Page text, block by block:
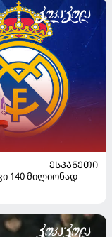
ᲔᲡᲞᲐᲜᲔᲗᲘ
140 მილიონად